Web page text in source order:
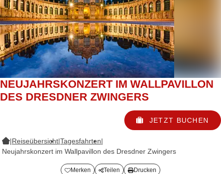
NEUJAHRSKONZERT IM WALLPAVILLON
DES DRESDNER ZWINGERS
JETZT BUCHEN
|Reiseübersicht|Tagesfahrten|
Neujahrskonzert im Wallpavillon des Dresdner Zwingers
Merken Teilen Drucken